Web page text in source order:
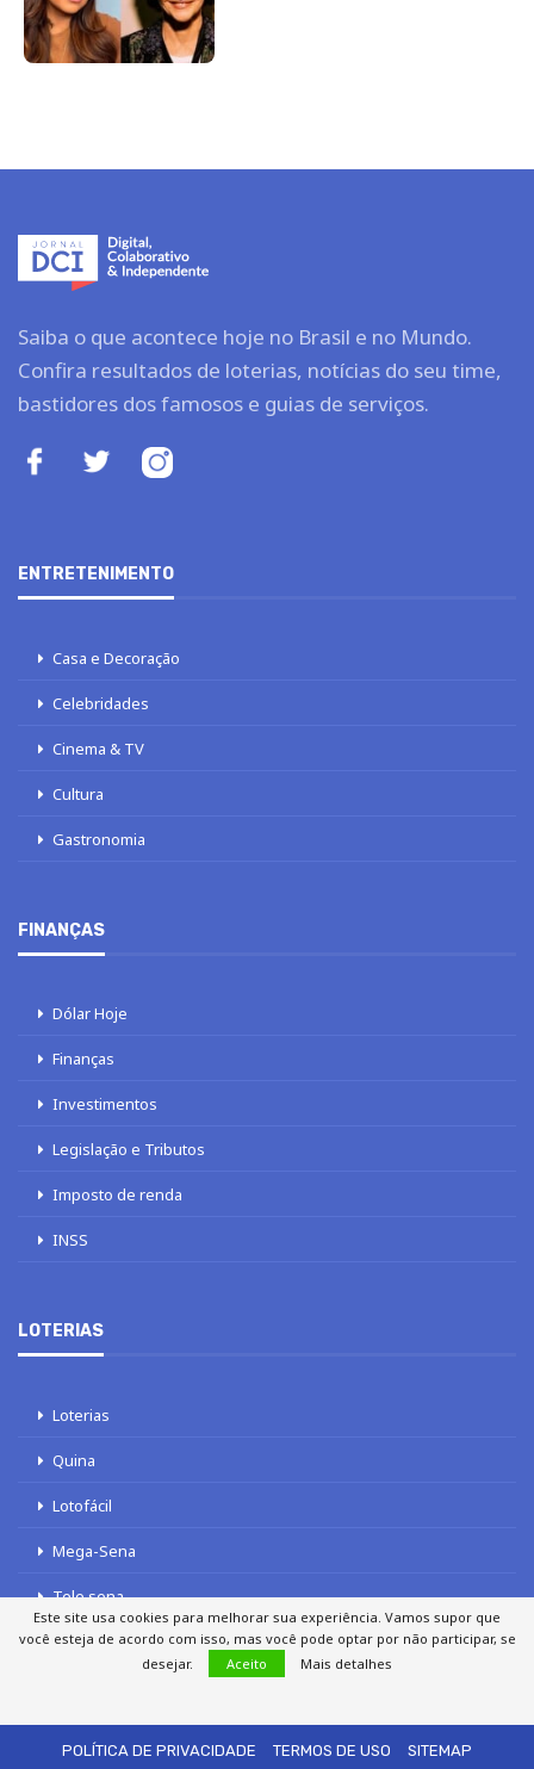
Saiba o que acontece hoje no Brasil e no Mundo.
Confira resultados de loterias, notícias do seu time,
bastidores dos famosos e guias de serviços.
ENTRETENIMENTO
Casa e Decoração
Celebridades
Cinema & TV
Cultura
Gastronomia
FINANÇAS
Dólar Hoje
Finanças
Investimentos
Legislação e Tributos
Imposto de renda
INSS
LOTERIAS
Loterias
Quina
Lotofácil
Mega-Sena
Tele sena
POLÍTICA DE PRIVACIDADE
TERMOS DE USO SITEMAP
Este site usa cookies para melhorar sua experiência. Vamos supor que
você esteja de acordo com isso, mas você pode optar por não participar, se
desejar.
Aceito Mais detalhes